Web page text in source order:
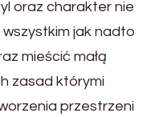
oraz charakter nie
jak nadto
mieścić małą
zasad którymi
przestrzeni